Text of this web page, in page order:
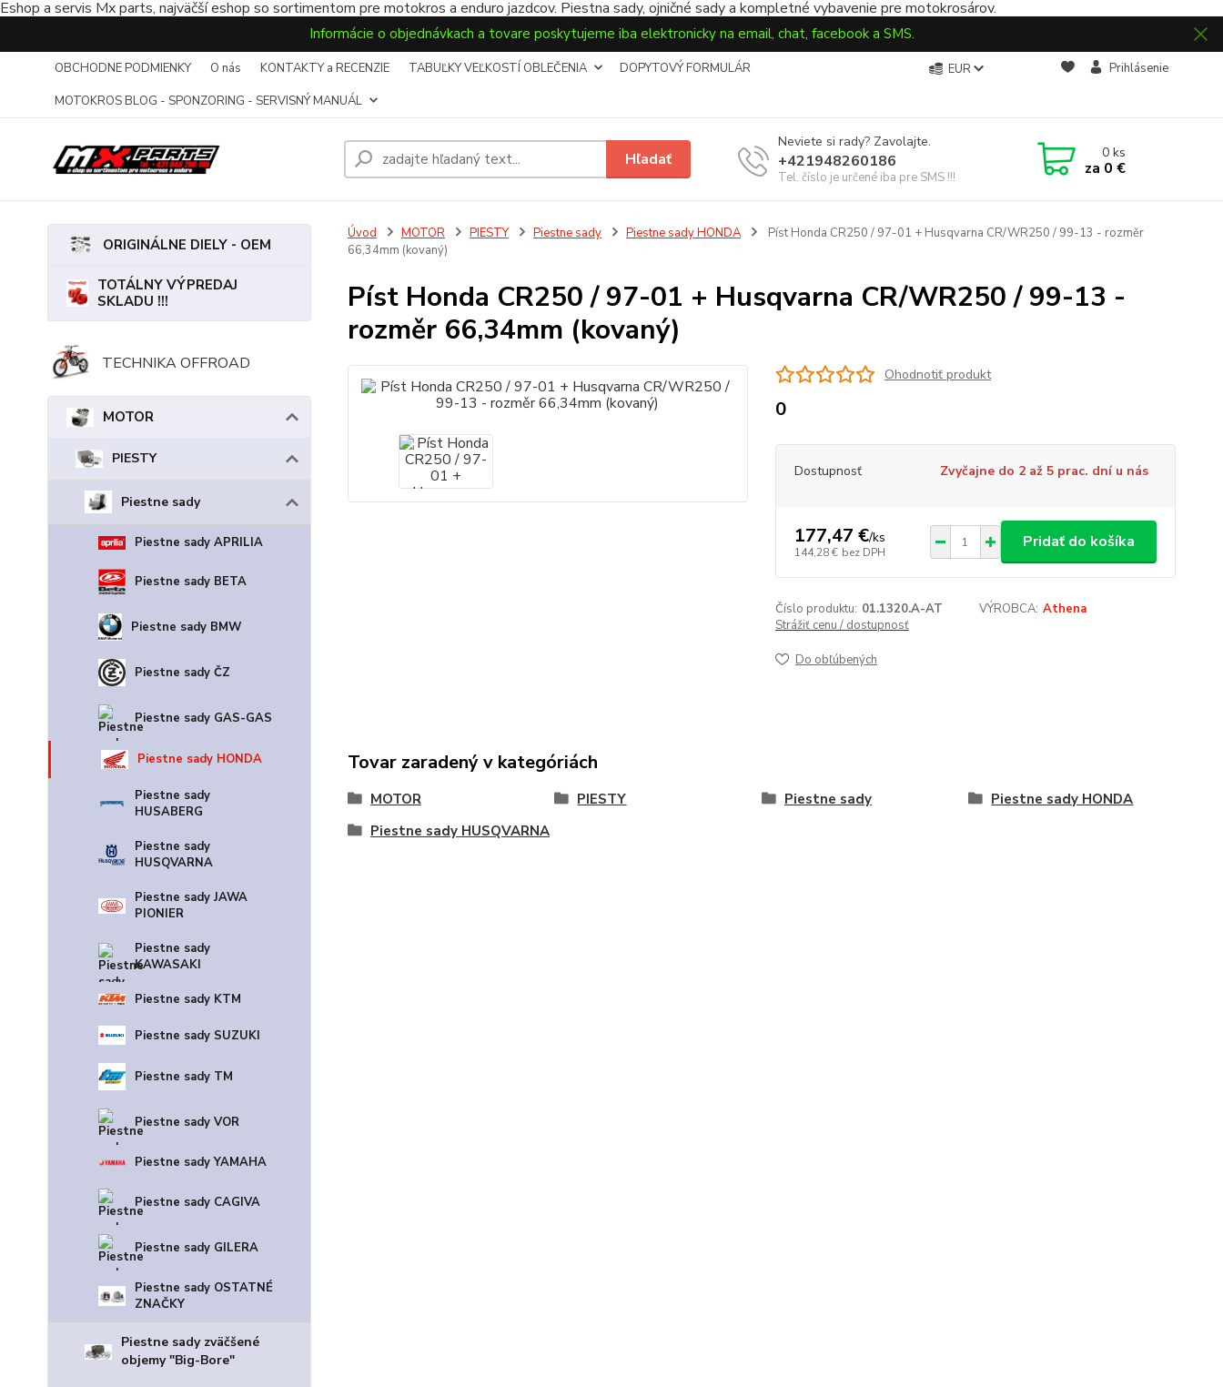
Eshop a servis Mx parts, najväčší eshop so sortimentom pre motokros a enduro jazdcov. Piestna sady, ojničné sady a kompletné vybavenie pre motokrosárov.
Informácie o objednávkach a tovare poskytujeme iba elektronicky na email, chat, facebook a SMS.
OBCHODNE PODMIENKY O nás KONTAKTY a RECENZIE TABUĽKY VEĽKOSTÍ OBLEČENIA
DOPYTOVÝ FORMULÁR
MOTOKROS BLOG - SPONZORING - SERVISNÝ MANUÁL
EUR Prihlásenie
Hľadať
Neviete si rady? Zavolajte.
+421948260186
Tel. číslo je určené iba pre SMS !!!
0ks
za 0 €
ORIGINÁLNE DIELY - OEM
TOTÁLNY VÝPREDAJ
SKLADU !!!
TECHNIKA OFFROAD
MOTOR
PIESTY
Piestne sady
Piestne sady APRILIA
Piestne sady BETA
Piestne sady BMW
Piestne sady ČZ
Piestne sady GAS-GAS
Piestne sady HONDA
Piestne sady
HUSABERG
Piestne sady
HUSQVARNA
Piestne sady JAWA
PIONIER
Piestne sady
KAWASAKI
Piestne sady KTM
Piestne sady SUZUKI
Piestne sady TM
Piestne sady VOR
Piestne sady YAMAHA
Piestne sady CAGIVA
Piestne sady GILERA
Piestne sady OSTATNÉ
ZNAČKY
Piestne sady zväčšené
objemy "Big-Bore"
Úvod MOTOR PIESTY Piestne sady Piestne sady HONDA
Píst Honda CR250 / 97-01 + Husqvarna CR/WR250 / 99-13 - rozměr
66,34mm (kovaný)
Píst Honda CR250 / 97-01 + Husqvarna CR/WR250 / 99-13 -
rozměr 66,34mm (kovaný)
Ohodnotiť produkt
0
Dostupnosť Zvyčajne do 2 až 5 prac. dní u nás
177,47 €/ks
144,28 € bez DPH
Pridať do košíka
Číslo produktu: 01.1320.A-AT VÝROBCA: Athena
Strážiť cenu / dostupnosť
Do obľúbených
Tovar zaradený v kategóriách
MOTOR PIESTY Piestne sady
Piestne sady HONDA
Piestne sady HUSQVARNA